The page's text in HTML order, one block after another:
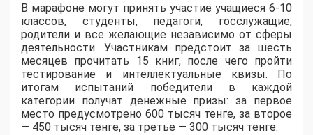
В марафоне могут принять участие учащиеся 6-10
классов, студенты, педагоги, госслужащие,
родители и все желающие независимо от сферы
деятельности. Участникам предстоит за шесть
месяцев прочитать 15 книг, после чего пройти
тестирование и интеллектуальные квизы. По
итогам испытаний победители в каждой
категории получат денежные призы: за первое
место предусмотрено 600 тысяч тенге, за второе
— 450 тысяч тенге, за третье — 300 тысяч тенге.